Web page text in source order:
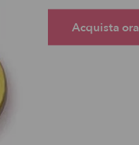
Acquista ora